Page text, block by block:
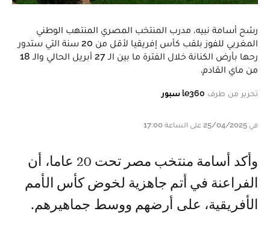
رشح أسامة نبيه، مدرب المنتخب المصري المنتهب الوطني
المغربي للفوز بلقب كأس إفريقيا لأقل من 20 سنة التي ستدور
رحها بأرض الكنانة خلال الفترة ما بين الـ 27 أبريل الحالي والـ 18
من ماي القادم.
تحرير من طرف le360 سبور
في 25/04/2025 على الساعة 17:00
وأكد أسامة منتخب مصر تحت 20 عاما، أن
الفراعنة في أتم جاهزية لخوض كأس الأمم
الأفريقية، على أرضهم ووسط جماهيرهم.